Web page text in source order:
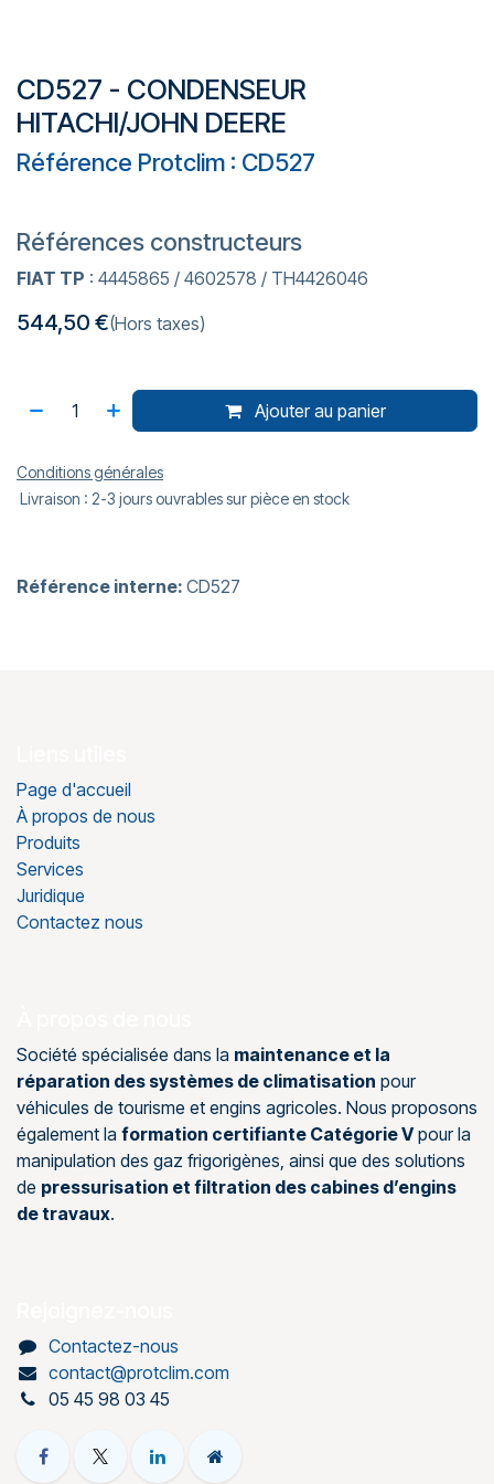
CD527 - CONDENSEUR
HITACHI/JOHN DEERE
Référence Protclim : CD527
Références constructeurs
FIAT TP : 4445865 / 4602578 / TH4426046
544,50 €(Hors taxes)
Ajouter au panier
Conditions générales
Livraison : 2-3 jours ouvrables sur pièce en stock
Référence interne: CD527
Page d'accueil
À propos de nous
Produits
Services
Juridique
Contactez nous
Société spécialisée dans la maintenance et la
réparation des systèmes de climatisation pour
véhicules de tourisme et engins agricoles. Nous proposons
également la formation certifiante Catégorie Vpour la
manipulation des gaz frigorigènes, ainsi que des solutions
de pressurisation et filtration des cabines d’engins
de travaux.
Contactez-nous
contact@protclim.com
05 45 98 03 45